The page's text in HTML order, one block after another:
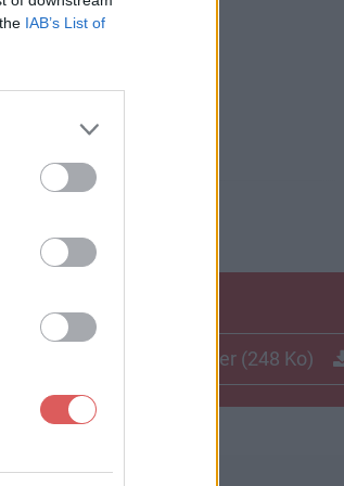
IAB’s List of
Télécharger le fichier (248 Ko)